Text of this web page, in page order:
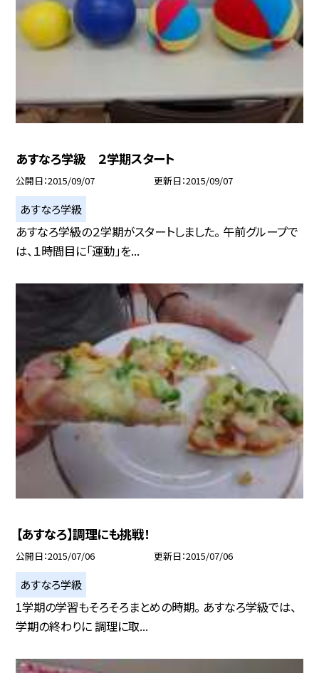
あすなろ学級 ２学期スタート
公開日 2015/09/07 更新日 2015/09/07
あすなろ学級
あすなろ学級の２学期がスタートしました。 午前グループで
は、１時間目に「運動」を...
【あすなろ】調理にも挑戦！
公開日 2015/07/06 更新日 2015/07/06
あすなろ学級
1学期の学習もそろそろまとめの時期。 あすなろ学級では、
学期の終わりに 調理に取...